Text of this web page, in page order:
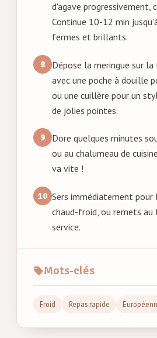
d'agave progressivement,
Continue 10-12 min
fermes et brillants.
Dépose la meringue sur
avec une poche à douille
ou une cuillère pour un
de jolies pointes.
Dore quelques minutes
ou au chalumeau de
va vite !
Sers immédiatement
chaud-froid, ou remets au
service.
Mots-clés
Froid Repas rapide